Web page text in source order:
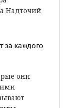
Надточий
за каждого
они